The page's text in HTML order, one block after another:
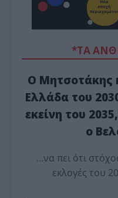
*ΤΑ
Ο Μητσοτάκης
Ελλάδα του
εκείνη του
ο
…να πει ότι
εκλογές του